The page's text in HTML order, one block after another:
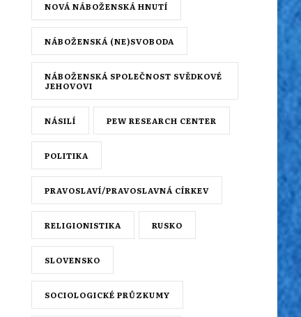
NOVÁ NÁBOŽENSKÁ HNUTÍ
NÁBOŽENSKÁ (NE)SVOBODA
NÁBOŽENSKÁ SPOLEČNOST SVĚDKOVÉ
JEHOVOVI
NÁSILÍ PEW RESEARCH CENTER
POLITIKA
PRAVOSLAVÍ/PRAVOSLAVNÁ CÍRKEV
RELIGIONISTIKA RUSKO
SLOVENSKO
SOCIOLOGICKÉ PRŮZKUMY